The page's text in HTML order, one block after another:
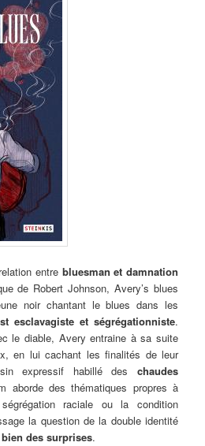
entre bluesman et damnation
de Robert Johnson, Avery’s blues
noir chantant le blues dans les
esclavagiste et ségrégationniste.
le diable, Avery entraine à sa suite
en lui cachant les finalités de leur
expressif habillé des chaudes
aborde des thématiques propres à
raciale ou la condition
la question de la double identité
des surprises.